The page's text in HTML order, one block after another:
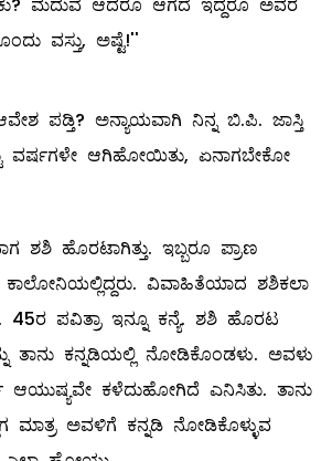
ಮದುವೆ ಆದರೂ ಆಗದೆ ಇದ್ದರೂ ಅವರ
ವಸ್ತು, ಅಷ್ಟೆ!''
ಪಡ್ತಿ? ಅನ್ಯಾಯವಾಗಿ ನಿನ್ನ ಬಿ.ಪಿ. ಜಾಸ್ತಿ
ವರ್ಷಗಳೇ ಆಗಿಹೋಯಿತು, ಏನಾಗಬೇಕೋ
ಶಶಿ ಹೊರಟಾಗಿತ್ತು. ಇಬ್ಬರೂ ಪ್ರಾಣ
ವಿವಾಹಿತೆಯಾದ ಶಶಿಕಲಾ
45ರ ಪವಿತ್ರಾ ಇನ್ನೂ ಕನ್ಯೆ. ಶಶಿ ಹೊರಟ
ತಾನು ಕನ್ನಡಿಯಲ್ಲಿ ನೋಡಿಕೊಂಡಳು. ಅವಳು
ಆಯುಷ್ಯವೇ ಕಳೆದುಹೋಗಿದೆ ಎನಿಸಿತು. ತಾನು
ಮಾತ್ರ ಅವಳಿಗೆ ಕನ್ನಡಿ ನೋಡಿಕೊಳ್ಳುವ